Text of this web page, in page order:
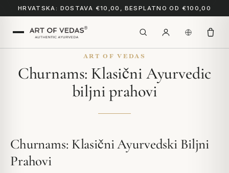
HRVATSKA: DOSTAVA €10,00, BESPLATNO OD €100,00
ART OF VEDAS
Churnams: Klasični Ayurvedic
biljni prahovi
Churnams: Klasični Ayurvedski Biljni
Prahovi